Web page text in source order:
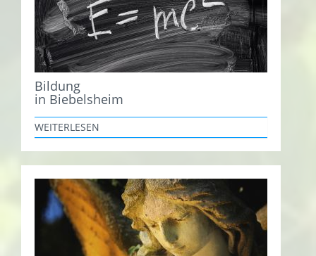
Bildung
in Biebelsheim
WEITERLESEN